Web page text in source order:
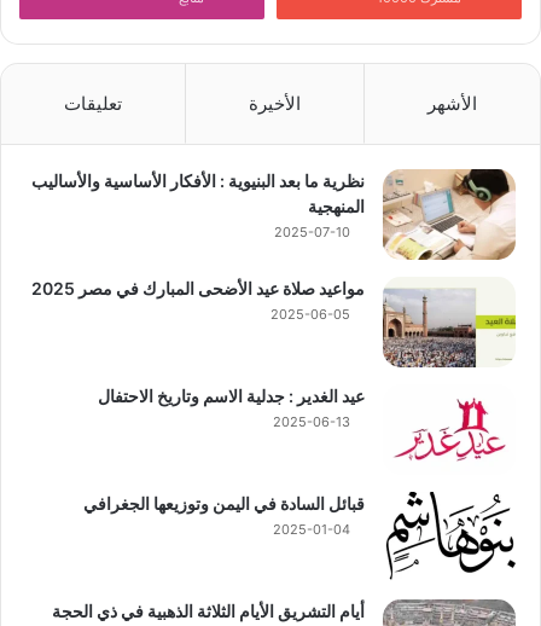
الأشهر الأخيرة تعليقات
نظرية ما بعد البنيوية : الأفكار الأساسية والأساليب
المنهجية
2025-07-10
مواعيد صلاة عيد الأضحى المبارك في مصر 2025
2025-06-05
عيد الغدير : جدلية الاسم وتاريخ الاحتفال
2025-06-13
قبائل السادة في اليمن وتوزيعها الجغرافي
2025-01-04
أيام التشريق الأيام الثلاثة الذهبية في ذي الحجة